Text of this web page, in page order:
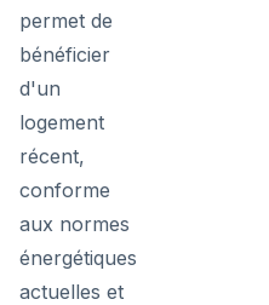
permet de
bénéficier
d'un
logement
récent,
conforme
aux normes
énergétiques
actuelles et